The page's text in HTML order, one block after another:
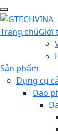
Trang chủGiới
Sản phẩm
Dụng cụ
Dao